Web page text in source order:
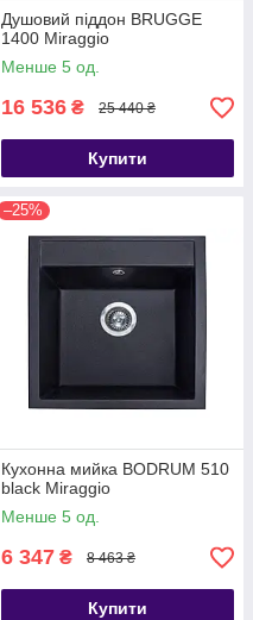
Душовий піддон BRUGGE
1400 Miraggio
Менше 5 од.
16 536 ₴ 25 440 ₴
Купити
–25%
Кухонна мийка BODRUM 510
black Miraggio
Менше 5 од.
6 347 ₴ 8 463 ₴
Купити